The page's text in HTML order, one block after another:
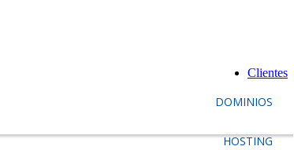
Clientes
DOMINIOS
HOSTING